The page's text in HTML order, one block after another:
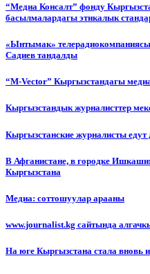
“Медиа Консалт” фонду
басылмалардагы этикалык
«Ынтымак»
Садиев тандалды
“М-Vector” Кыргызстандагы
Кыргызстандык журналисттер
Кыргызстанские журналисты едут
В Афганистане, в городке
Кыргызстана
Медиа: соттошуулар арааны
www.journalist.kg сайтында
На юге Кыргызстана стала вновь